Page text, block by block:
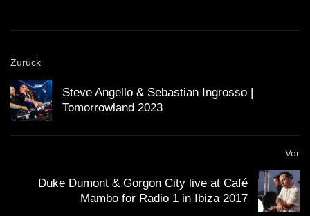
Herausforderung zugleich.
Die Künstlerin setzt sich auch abseits der Bühne
für die Förderung von elektronischer Musik ein und
engagiert sich für junge Talente.
Desert Festival wurde von Kritikern und Fans
gleichermaßen gefeiert und gilt als Meilenstein in
Zurück
Steve Angello & Sebastian Ingrosso |
Tomorrowland 2023
Vor
Duke Dumont & Gorgon City live at Café
Mambo for Radio 1 in Ibiza 2017